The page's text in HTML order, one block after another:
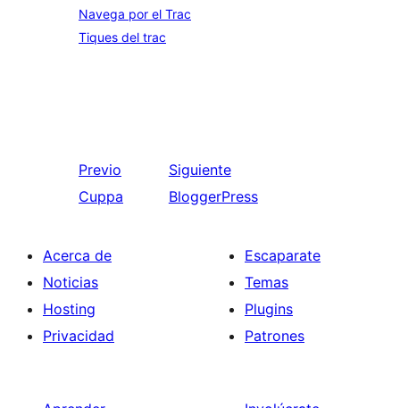
Navega por el Trac
Tiques del trac
Previo
Cuppa
Siguiente
BloggerPress
Acerca de
Noticias
Hosting
Privacidad
Escaparate
Temas
Plugins
Patrones